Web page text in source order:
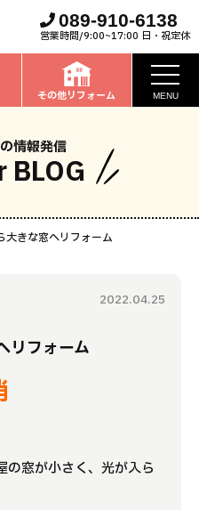
089-910-6138
営業時間/9:00~17:00 日・祝定休
その他リフォーム MENU
情報発信
BLOG
大きな窓へリフォーム
2022.04.25
リフォーム
の窓が小さく、光が入ら